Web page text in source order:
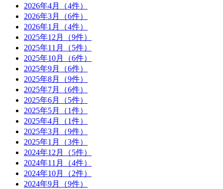
2026年4月（4件）
2026年3月（6件）
2026年1月（4件）
2025年12月（9件）
2025年11月（5件）
2025年10月（6件）
2025年9月（6件）
2025年8月（9件）
2025年7月（6件）
2025年6月（5件）
2025年5月（1件）
2025年4月（1件）
2025年3月（9件）
2025年1月（3件）
2024年12月（5件）
2024年11月（4件）
2024年10月（2件）
2024年9月（9件）